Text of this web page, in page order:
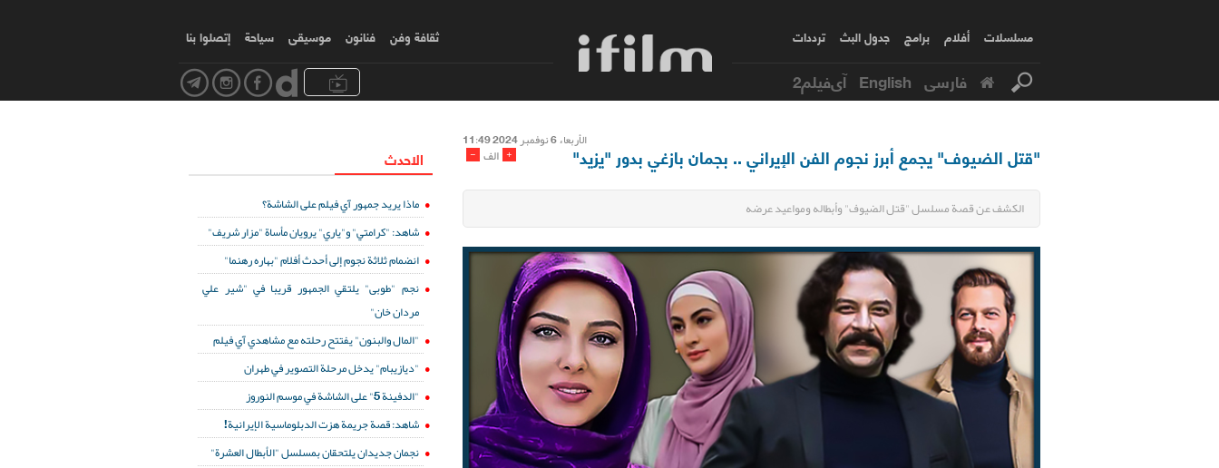
مسلسلات أفلام برامج جدول البث ترددات ثقافة وفن فنانون موسیقی سياحة إتصلوا بنا
فارسی English آی‌فیلم2
الأربعاء 6 نوفمبر 2024 11:49
- الف + "قتل الضيوف" يجمع أبرز نجوم الفن الإيراني .. بجمان بازغي بدور "يزيد"
الكشف عن قصة مسلسل "قتل الضيوف" وأبطاله ومواعيد عرضه
الاحدث
ماذا يريد جمهور آي فيلم على الشاشة؟
شاهد: "كرامتي" و"ياري" يرويان مأساة "مزار شريف"
انضمام ثلاثة نجوم إلى أحدث أفلام "بهاره رهنما"
نجم "طوبى" يلتقي الجمهور قريبا في "شير علي
مردان خان"
"المال والبنون" يفتتح رحلته مع مشاهدي آي فيلم
"ديازيبام" يدخل مرحلة التصوير في طهران
"الدفينة 5" على الشاشة في موسم النوروز
شاهد: قصة جريمة هزت الدبلوماسية الإيرانية!
نجمان جديدان يلتحقان بمسلسل "الأبطال العشرة"